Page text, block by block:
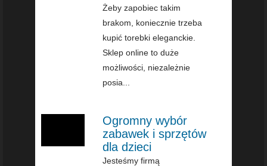
Żeby zapobiec takim
brakom, koniecznie trzeba
kupić torebki eleganckie.
Sklep online to duże
możliwości, niezależnie
posia...
Ogromny wybór
zabawek i sprzętów
dla dzieci
Jesteśmy firmą